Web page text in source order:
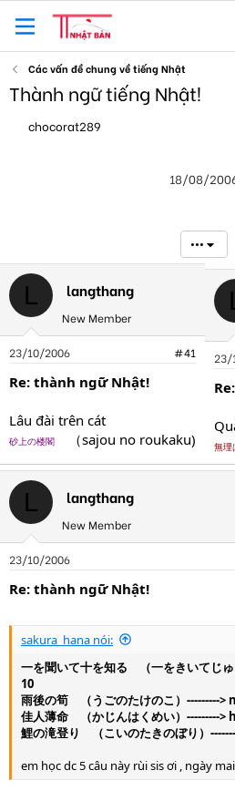
Các vấn đề chung về tiếng Nhật
Thành ngữ tiếng Nhật!
h
r
t
r
chocorat289
18/08/
•••
L langthang
New Member
23/10/2006 #41
Re: thành ngữ Nhật!
Lâu đài trên cát
砂上の楼閣 （sajou no roukaku)
23/
無理
L langthang
New Member
23/10/2006
Re: thành ngữ Nhật!
sakura_hana nói:
一を聞いて十を知る （一をきいてじ
10
雨後の筍 （うごのたけのこ）---------
佳人薄命 （かじんはくめい）---------
鯉の滝登り （こいのたきのぼり）
em học dc 5 câu này rùi sis ơi , ngày